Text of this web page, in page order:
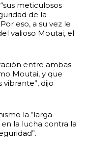
meticulosos
de la
eso, a su vez le
valioso Moutai, el
entre ambas
Moutai, y que
dijo
la “larga
la lucha contra la